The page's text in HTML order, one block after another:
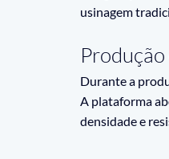
usinagem
Durante a
A plataforma
densidade e